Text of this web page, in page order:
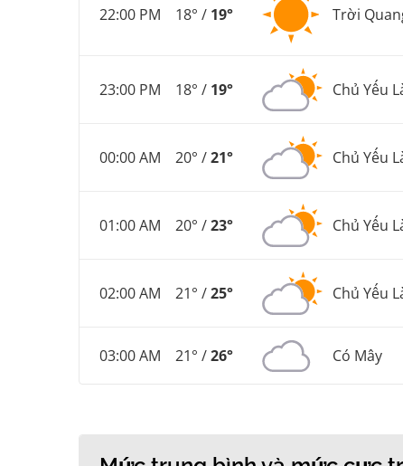
22:00 PM 18° / 19° Trời
23:00 PM 18° / 19° Chủ Yếu
00:00 AM 20° /21° Chủ Yếu
01:00 AM 20° /23° Chủ Yếu
02:00 AM 21° /25° Chủ Yếu
03:00 AM 21° /26° Có Mây